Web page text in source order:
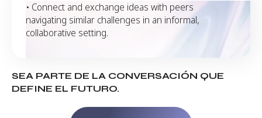
• Connect and exchange ideas with peers
navigating similar challenges in an informal,
collaborative setting.
SEA PARTE DE LA CONVERSACIÓN QUE
DEFINE EL FUTURO.